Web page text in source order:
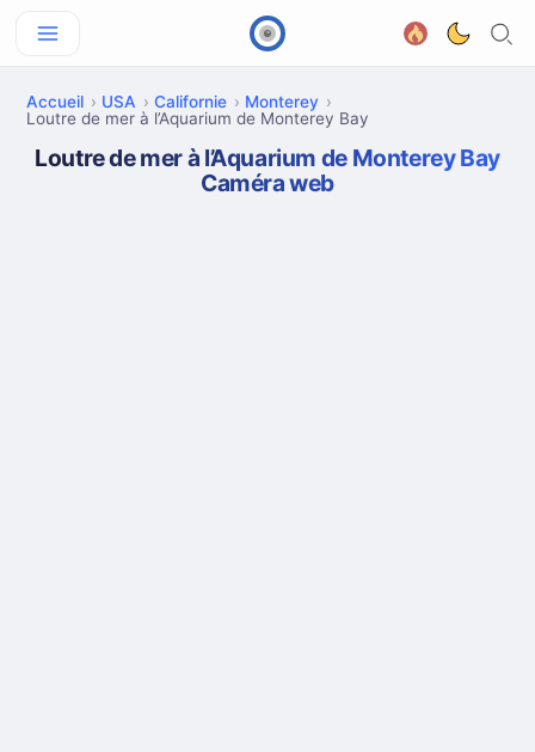
Accueil USA Californie
Monterey
Loutre de mer à l’Aquarium de Monterey Bay
Loutre de mer à l’Aquarium de Monterey Bay
Caméra web